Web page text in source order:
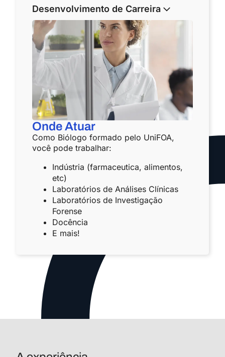
Desenvolvimento de Carreira
Onde Atuar
Como Biólogo formado pelo UniFOA,
você pode trabalhar:
Indústria (farmaceutica, alimentos,
etc)
Laboratórios de Análises Clínicas
Laboratórios de Investigação
Forense
Docência
E mais!